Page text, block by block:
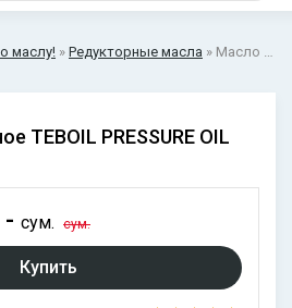
маслу! » Редукторные масла » Масло редукторное TEBOIL PRESSURE OIL 320
TEBOIL PRESSURE OIL
- сум. сум.
Купить